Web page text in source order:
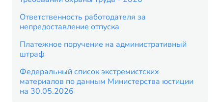
Ответственность работодателя за
непредоставление отпуска
Платежное поручение на административный
штраф
Федеральный список экстремистских
материалов по данным Министерства юстиции
на 30.05.2026